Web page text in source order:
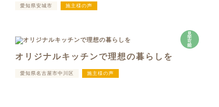
愛知県安城市 施主様の声
見
学
可
能
オリジナルキッチンで理想の暮らしを
愛知県名古屋市中川区 施主様の声